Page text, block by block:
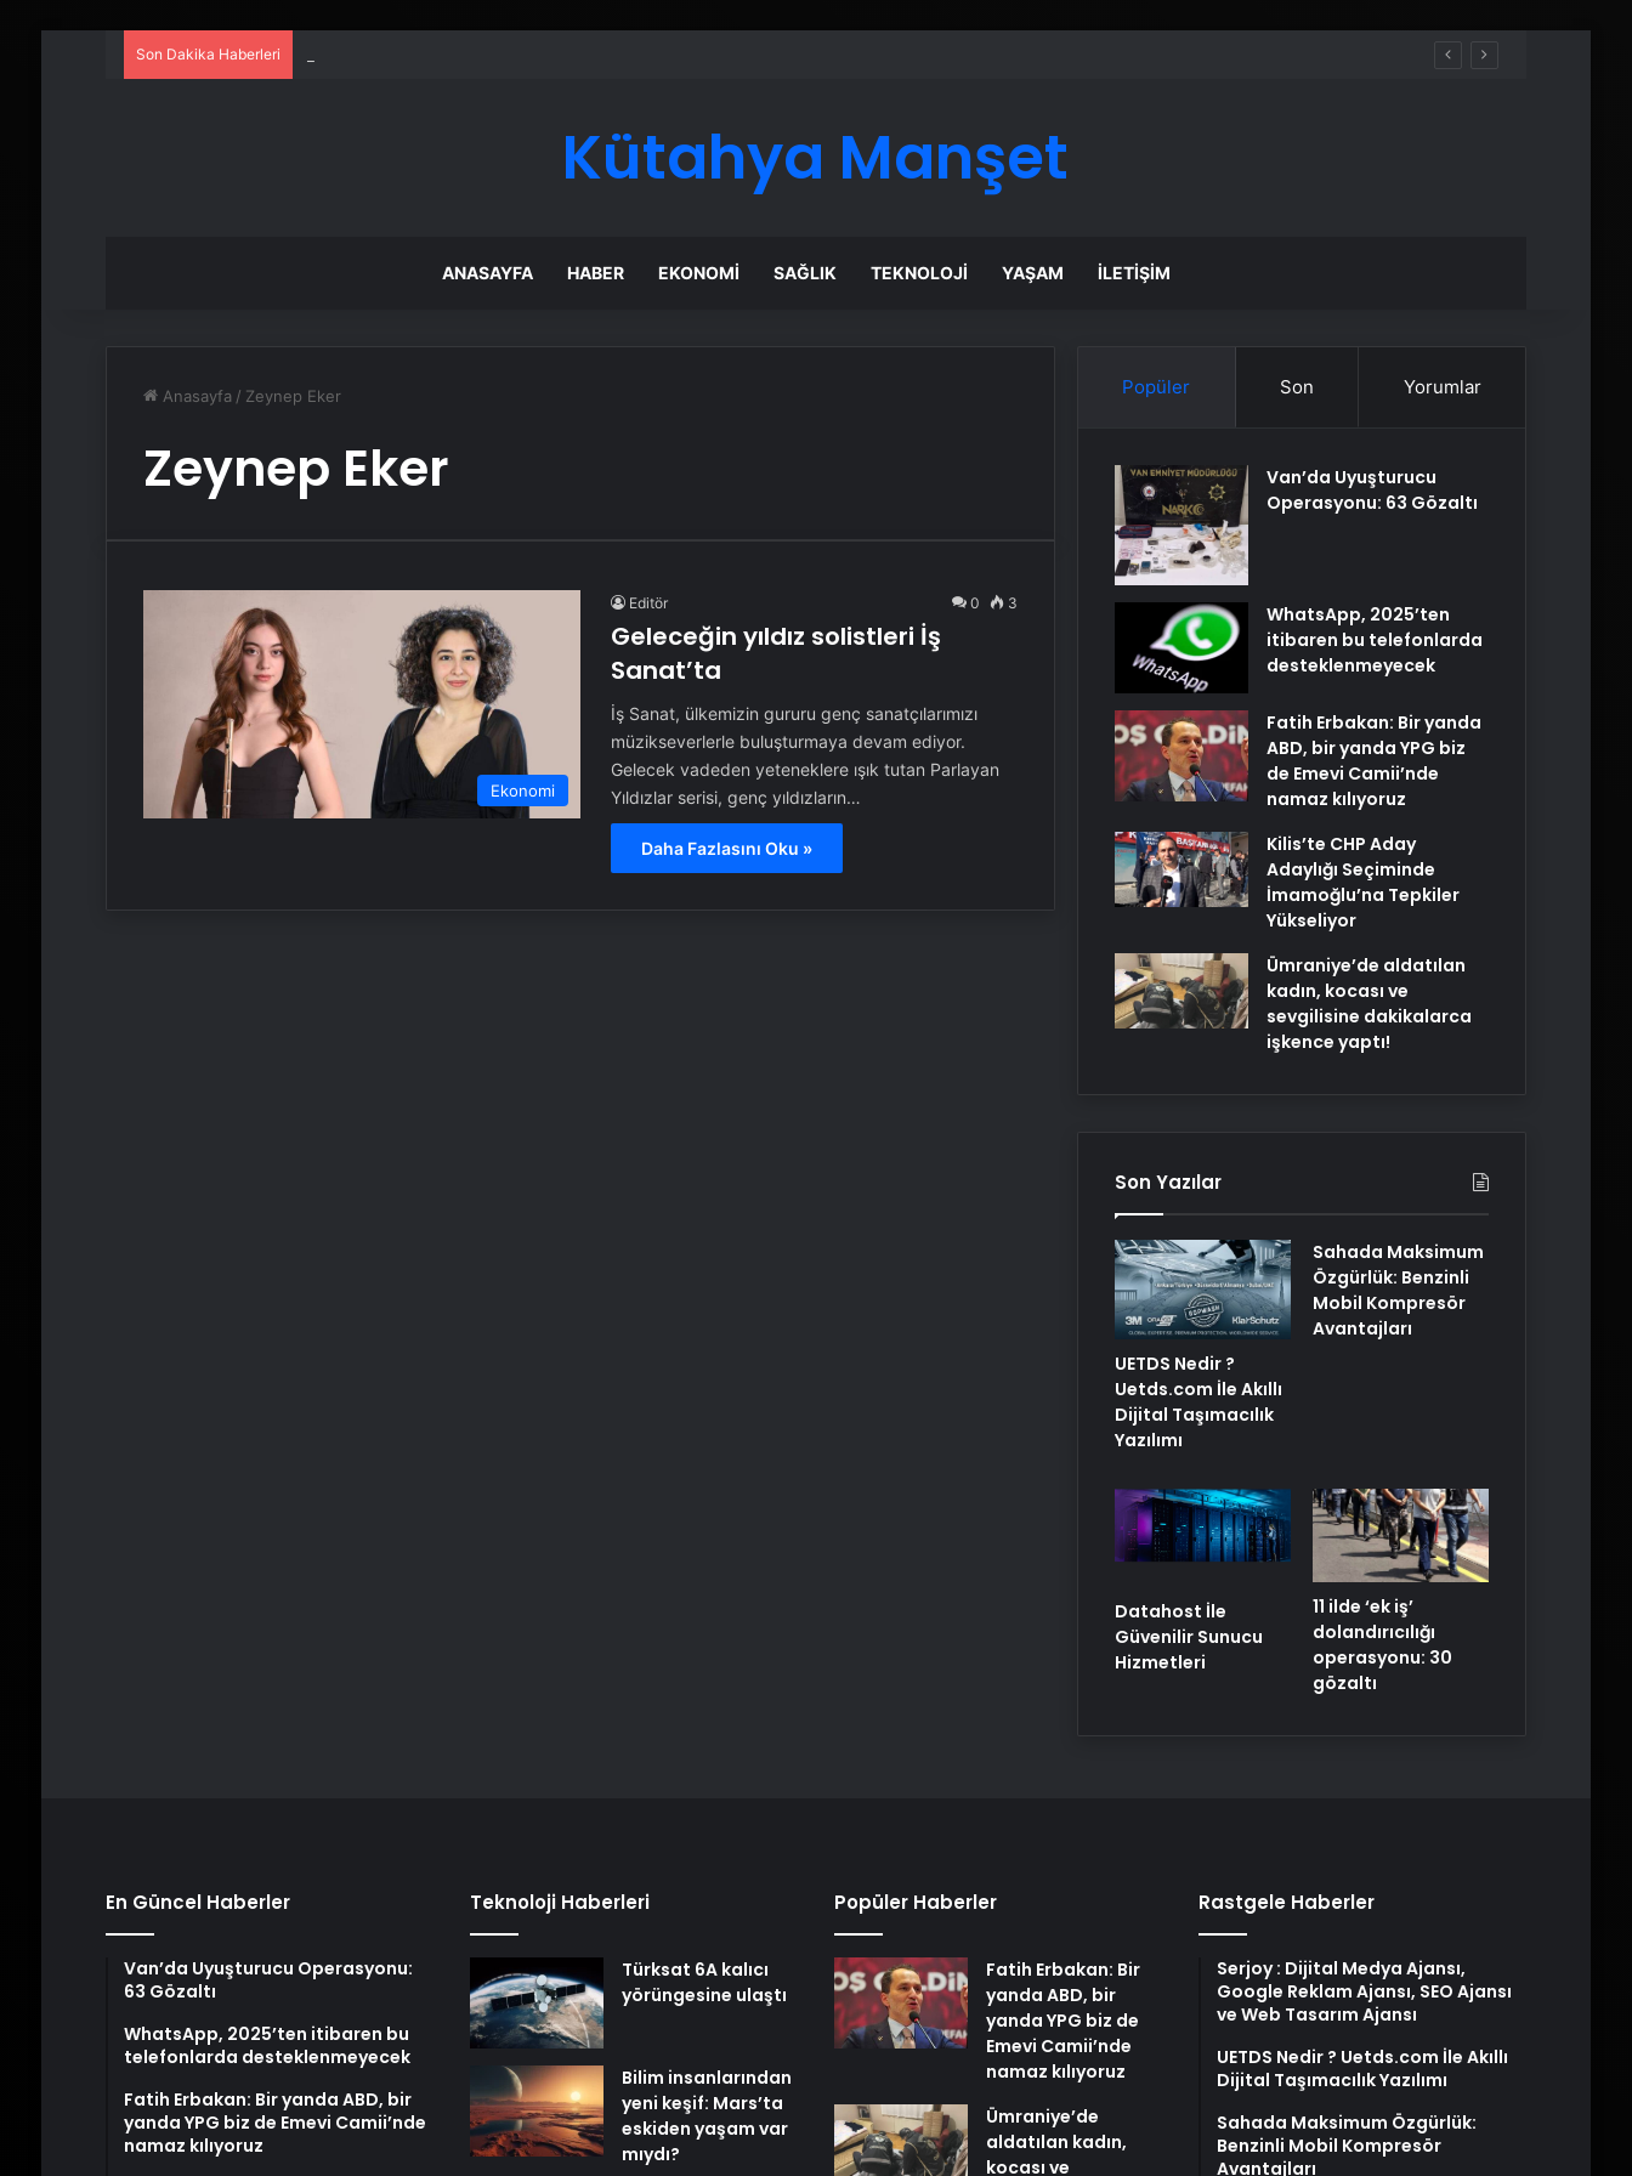
Son Dakika Haberleri
Kütahya Manşet
ANASAYFA HABER EKONOMI SAĞLIK TEKNOLOJI YAŞAM İLETIŞIM
Anasayfa / Zeynep Eker
Zeynep Eker
Ekonomi
Editör 0 3
Geleceğin yıldız solistleri İş
Sanat’ta
İş Sanat, ülkemizin gururu genç sanatçılarımızı
müzikseverlerle buluşturmaya devam ediyor.
Gelecek vadeden yeteneklere ışık tutan Parlayan
Yıldızlar serisi, genç yıldızların…
Daha Fazlasını Oku »
Popüler Son Yorumlar
Van’da Uyuşturucu
Operasyonu: 63 Gözaltı
WhatsApp, 2025’ten
itibaren bu telefonlarda
desteklenmeyecek
Fatih Erbakan: Bir yanda
ABD, bir yanda YPG biz
de Emevi Camii’nde
namaz kılıyoruz
Kilis’te CHP Aday
Adaylığı Seçiminde
İmamoğlu’na Tepkiler
Yükseliyor
Ümraniye’de aldatılan
kadın, kocası ve
sevgilisine dakikalarca
işkence yaptı!
Son Yazılar
UETDS Nedir ?
Uetds.com İle Akıllı
Dijital Taşımacılık
Yazılımı
Sahada Maksimum
Özgürlük: Benzinli
Mobil Kompresör
Avantajları
Datahost İle
Güvenilir Sunucu
Hizmetleri
11 ilde ‘ek iş’
dolandırıcılığı
operasyonu: 30
gözaltı
En Güncel Haberler
Van’da Uyuşturucu Operasyonu:
63 Gözaltı
WhatsApp, 2025’ten itibaren bu
telefonlarda desteklenmeyecek
Fatih Erbakan: Bir yanda ABD, bir
yanda YPG biz de Emevi Camii’nde
namaz kılıyoruz
Teknoloji Haberleri
Türksat 6A kalıcı
yörüngesine ulaştı
Bilim insanlarından
yeni keşif: Mars’ta
eskiden yaşam var
mıydı?
Popüler Haberler
Fatih Erbakan: Bir
yanda ABD, bir
yanda YPG biz de
Emevi Camii’nde
namaz kılıyoruz
Ümraniye’de
aldatılan kadın,
kocası ve
Rastgele Haberler
Serjoy : Dijital Medya Ajansı,
Google Reklam Ajansı, SEO Ajansı
ve Web Tasarım Ajansı
UETDS Nedir ? Uetds.com İle Akıllı
Dijital Taşımacılık Yazılımı
Sahada Maksimum Özgürlük:
Benzinli Mobil Kompresör
Avantajları